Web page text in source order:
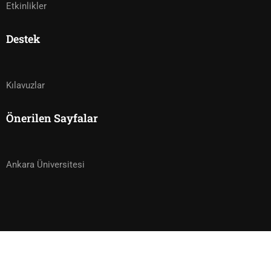
Etkinlikler
Destek
Kılavuzlar
Önerilen Sayfalar
Ankara Üniversitesi